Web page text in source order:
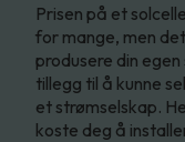
Prisen på et
for mange, men
produsere din
tillegg til å kunne
et strømselskap.
koste deg å